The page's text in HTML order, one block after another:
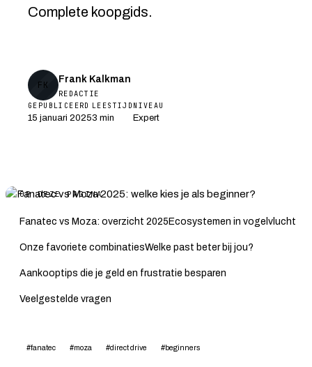
Complete koopgids.
FK
Frank Kalkman
REDACTIE
GEPUBLICEERD
15 januari 2025
LEESTIJD
3 min
NIVEAU
Expert
OP DEZE PAGINA
Fanatec vs Moza: overzicht 2025 Ecosystemen in vogelvlucht
Onze favoriete combinatiesWelke past beter bij jou?
Aankooptips die je geld en frustratie besparen
Veelgestelde vragen
#fanatec #moza #direct drive #beginners